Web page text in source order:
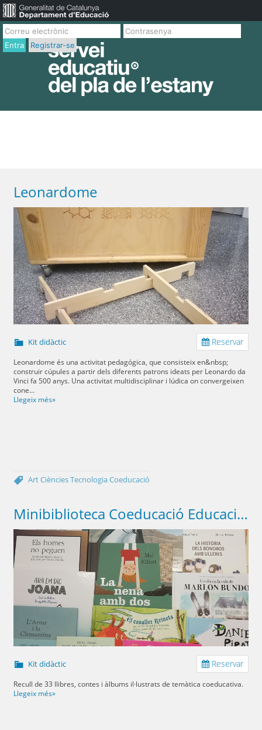
Entra Registrar-se
Leonardome
Reservar
Kit didàctic
Leonardome és una activitat pedagógica, que consisteix en&nbsp;
construir cúpules a partir dels diferents patrons ideats per Leonardo da
Vinci fa 500 anys. Una activitat multidisciplinar i lúdica on convergeixen
cone...
Llegeix més»
ArtCiènciesTecnologiaCoeducació
Minibiblioteca Coeducació Educació Infantil i Cicle Inicial
Reservar
Kit didàctic
Recull de 33 llibres, contes i àlbums il·lustrats de temàtica coeducativa.
Llegeix més»